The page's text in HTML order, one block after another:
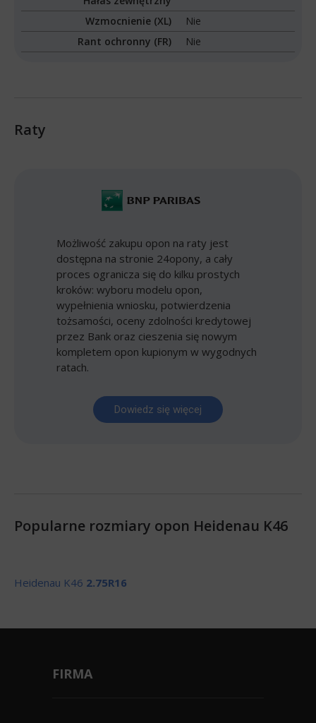
Wzmocnienie (XL)
Nie
Rant ochronny (FR)
Nie
Raty
Możliwość zakupu opon na raty jest
dostępna na stronie 24opony, a cały
proces ogranicza się do kilku prostych
kroków: wyboru modelu opon,
wypełnienia wniosku, potwierdzenia
tożsamości, oceny zdolności kredytowej
przez Bank oraz cieszenia się nowym
kompletem opon kupionym w wygodnych
ratach.
Dowiedz się więcej
Popularne rozmiary opon Heidenau K46
Heidenau K46 2.75R16
FIRMA